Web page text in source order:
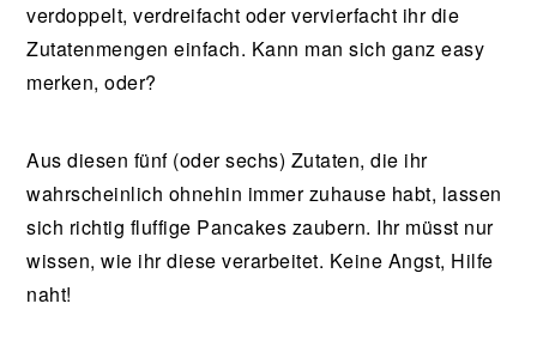
verdoppelt, verdreifacht oder vervierfacht ihr die
Zutatenmengen einfach. Kann man sich ganz easy
merken, oder?
Aus diesen fünf (oder sechs) Zutaten, die ihr
wahrscheinlich ohnehin immer zuhause habt, lassen
sich richtig fluffige Pancakes zaubern. Ihr müsst nur
wissen, wie ihr diese verarbeitet. Keine Angst, Hilfe
naht!